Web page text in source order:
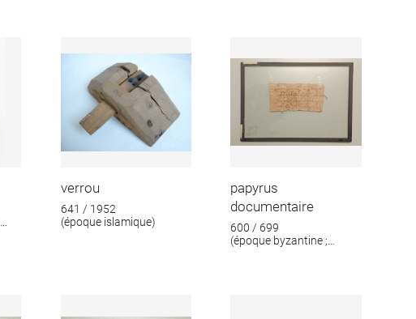
verrou
641 / 1952
(époque islamique)
papyrus
documentaire
600 / 699
(époque byzantine ;